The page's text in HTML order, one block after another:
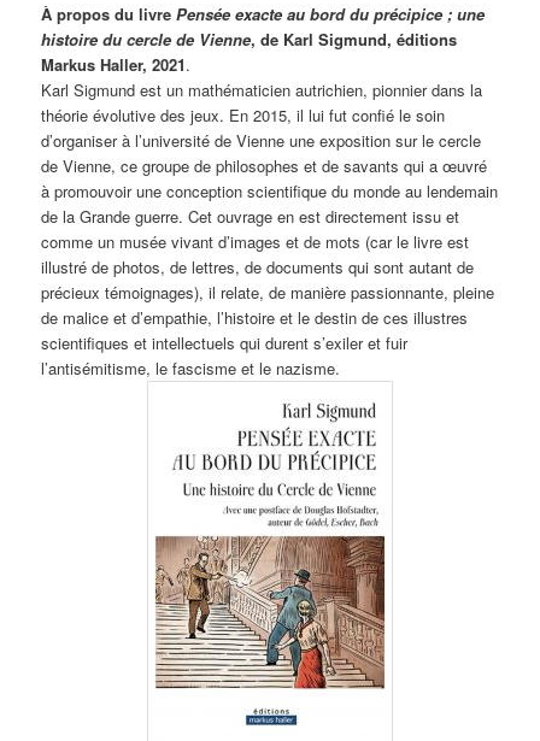
À propos du livrePensée exacte au bord du précipice ; une
histoire du cercle de Vienne, de Karl Sigmund, éditions
Markus Haller, 2021.
Karl Sigmund est un mathématicien autrichien, pionnier dans la
théorie évolutive des jeux. En 2015, il lui fut confié le soin
d’organiser à l’université de Vienne une exposition sur le cercle
de Vienne, ce groupe de philosophes et de savants qui a œuvré
à promouvoir une conception scientifique du monde au lendemain
de la Grande guerre. Cet ouvrage en est directement issu et
comme un musée vivant d’images et de mots (car le livre est
illustré de photos, de lettres, de documents qui sont autant de
précieux témoignages), il relate, de manière passionnante, pleine
de malice et d’empathie, l’histoire et le destin de ces illustres
scientifiques et intellectuels qui durent s’exiler et fuir
l’antisémitisme, le fascisme et le nazisme.